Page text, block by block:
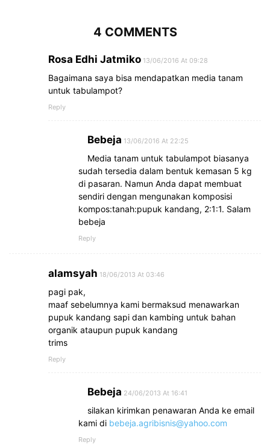
4 COMMENTS
Rosa Edhi Jatmiko 13/06/2016 At 09:28
Bagaimana saya bisa mendapatkan media tanam
untuk tabulampot?
Reply
Bebeja 13/06/2016 At 22:25
Media tanam untuk tabulampot biasanya
sudah tersedia dalam bentuk kemasan 5 kg
di pasaran. Namun Anda dapat membuat
sendiri dengan mengunakan komposisi
kompos:tanah:pupuk kandang, 2:1:1. Salam
bebeja
Reply
alamsyah 18/06/2013 At 03:46
pagi pak,
maaf sebelumnya kami bermaksud menawarkan
pupuk kandang sapi dan kambing untuk bahan
organik ataupun pupuk kandang
trims
Reply
Bebeja 24/06/2013 At 16:41
silakan kirimkan penawaran Anda ke email
kami di bebeja.agribisnis@yahoo.com
Reply